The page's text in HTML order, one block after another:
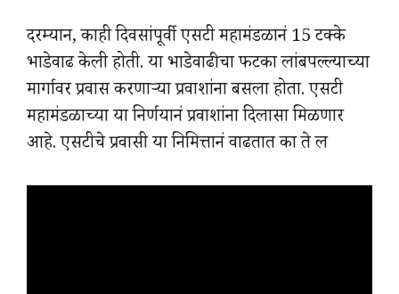
दरम्यान, काही दिवसांपूर्वी एसटी महामंडळानं 15 टक्के
भाडेवाढ केली होती. या भाडेवाढीचा फटका लांबपल्ल्याच्या
मार्गावर प्रवास करणाऱ्या प्रवाशांना बसला होता. एसटी
महामंडळाच्या या निर्णयानं प्रवाशांना दिलासा मिळणार
आहे. एसटीचे प्रवासी या निमित्तानं वाढतात का ते ल